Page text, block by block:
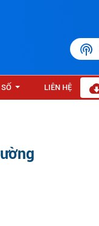
LIÊN HỆ